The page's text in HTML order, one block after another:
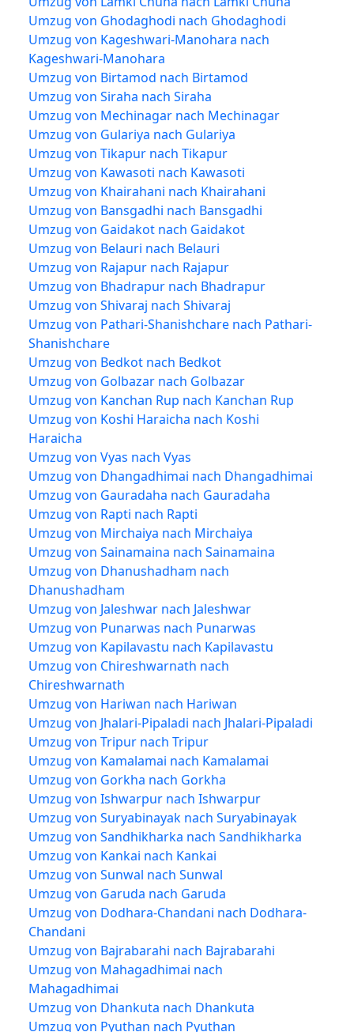
Umzug von Ghodaghodi nach Ghodaghodi
Umzug von Kageshwari-Manohara nach
Kageshwari-Manohara
Umzug von Birtamod nach Birtamod
Umzug von Siraha nach Siraha
Umzug von Mechinagar nach Mechinagar
Umzug von Gulariya nach Gulariya
Umzug von Tikapur nach Tikapur
Umzug von Kawasoti nach Kawasoti
Umzug von Khairahani nach Khairahani
Umzug von Bansgadhi nach Bansgadhi
Umzug von Gaidakot nach Gaidakot
Umzug von Belauri nach Belauri
Umzug von Rajapur nach Rajapur
Umzug von Bhadrapur nach Bhadrapur
Umzug von Shivaraj nach Shivaraj
Umzug von Pathari-Shanishchare nach Pathari-
Shanishchare
Umzug von Bedkot nach Bedkot
Umzug von Golbazar nach Golbazar
Umzug von Kanchan Rup nach Kanchan Rup
Umzug von Koshi Haraicha nach Koshi
Haraicha
Umzug von Vyas nach Vyas
Umzug von Dhangadhimai nach Dhangadhimai
Umzug von Gauradaha nach Gauradaha
Umzug von Rapti nach Rapti
Umzug von Mirchaiya nach Mirchaiya
Umzug von Sainamaina nach Sainamaina
Umzug von Dhanushadham nach
Dhanushadham
Umzug von Jaleshwar nach Jaleshwar
Umzug von Punarwas nach Punarwas
Umzug von Kapilavastu nach Kapilavastu
Umzug von Chireshwarnath nach
Chireshwarnath
Umzug von Hariwan nach Hariwan
Umzug von Jhalari-Pipaladi nach Jhalari-Pipaladi
Umzug von Tripur nach Tripur
Umzug von Kamalamai nach Kamalamai
Umzug von Gorkha nach Gorkha
Umzug von Ishwarpur nach Ishwarpur
Umzug von Suryabinayak nach Suryabinayak
Umzug von Sandhikharka nach Sandhikharka
Umzug von Kankai nach Kankai
Umzug von Sunwal nach Sunwal
Umzug von Garuda nach Garuda
Umzug von Dodhara-Chandani nach Dodhara-
Chandani
Umzug von Bajrabarahi nach Bajrabarahi
Umzug von Mahagadhimai nach
Mahagadhimai
Umzug von Dhankuta nach Dhankuta
Umzug von Pyuthan nach Pyuthan